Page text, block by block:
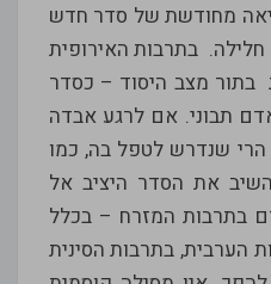
מחודשת של סדר חדש
חלילה. בתרבות האירופית
בתור מצב היסוד – כסדר
תבוני. אם לרגע אבדה
הרי שנדרש לטפל בה, כמו
את הסדר היציב אל
בתרבות המזרח – בכלל
הערבית, בתרבות הסינית